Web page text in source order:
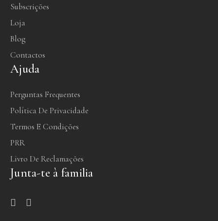
Subscrições
Loja
Blog
Contactos
Ajuda
Perguntas Frequentes
Política De Privacidade
Termos E Condições
PRR
Livro De Reclamações
Junta-te à familia